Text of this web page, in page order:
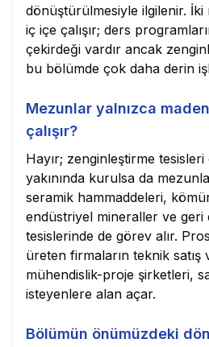
dönüştürülmesiyle ilgilenir. İki
iç içe çalışır; ders
çekirdeği vardır ancak
bu bölümde çok daha derin
Mezunlar yalnızca
çalışır?
Hayır; zenginleştirme
yakınında kurulsa da
seramik hammaddeleri,
endüstriyel mineraller ve geri
tesislerinde de görev alır.
üreten firmaların teknik
mühendislik-proje şirketleri,
isteyenlere alan açar.
Bölümün önümüzdeki